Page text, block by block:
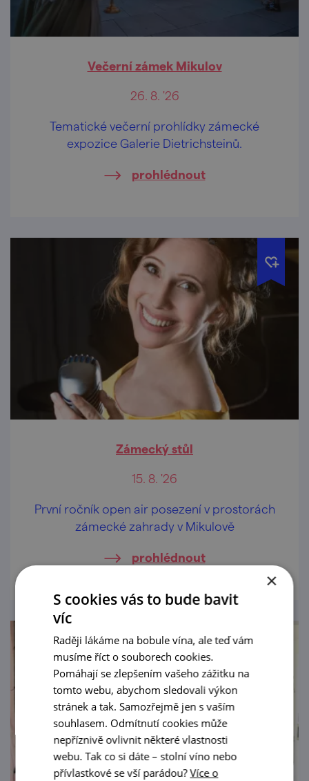
Večerní zámek Mikulov
26. 8. '26
Tematické večerní prohlídky zámecké
expozice Galerie Dietrichsteinů.
prohlédnout
Zámecký stůl
15. 8. '26
První ročník open air posezení v prostorách
zámecké zahrady v Mikulově
prohlédnout
×
S cookies vás to bude bavit
víc
Raději lákáme na bobule vína, ale teď vám
musíme říct o souborech cookies.
Pomáhají se zlepšením vašeho zážitku na
tomto webu, abychom sledovali výkon
stránek a tak. Samozřejmě jen s vaším
souhlasem. Odmítnutí cookies může
nepříznivě ovlivnit některé vlastnosti
webu. Tak co si dáte – stolní víno nebo
přívlastkové se vší parádou?Více o